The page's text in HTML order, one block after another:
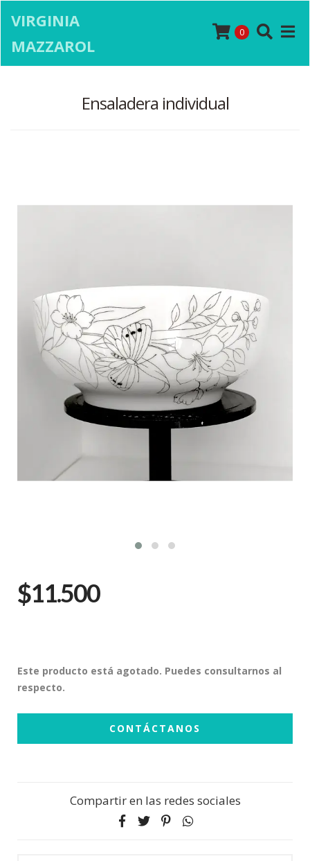
VIRGINIA
MAZZAROL
0
Ensaladera individual
$11.500
Este producto está agotado. Puedes consultarnos al
respecto.
CONTÁCTANOS
Compartir en las redes sociales